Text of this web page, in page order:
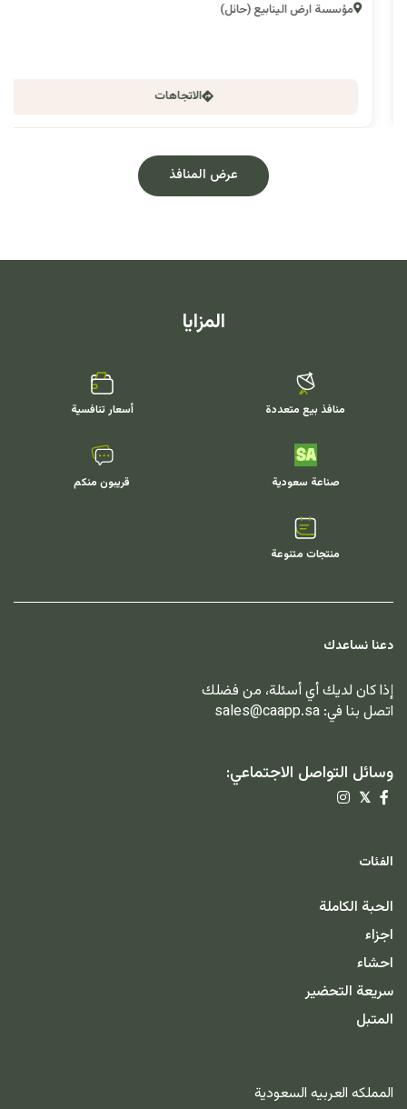
مؤسسة ارض الينابيع (حائل)
الاتجاهات
عرض المنافذ
المزايا
منافذ بيع متعددة أسعار تنافسية
صناعة سعودية قريبون منكم
منتجات متنوعة
دعنا نساعدك
إذا كان لديك أي أسئلة، من فضلك
اتصل بنا في: sales@caapp.sa
وسائل التواصل الاجتماعي:
𝕏
الفئات
الحبة الكاملة
اجزاء
احشاء
سريعة التحضير
المتبل
المملكه العربيه السعودية